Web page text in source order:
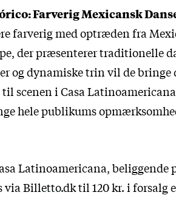
Farverig Mexicansk
farverig med optræden fra
der præsenterer traditionelle
og dynamiske trin vil de
scenen i Casa
hele publikums
Latinoamericana, beliggende
via Billetto.dktil 120 kr. i forsalg